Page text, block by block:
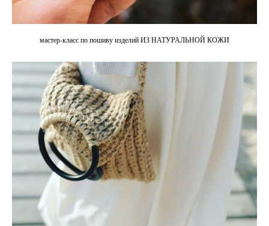
мастер-класс по пошиву изделий ИЗ НАТУРАЛЬНОЙ КОЖИ